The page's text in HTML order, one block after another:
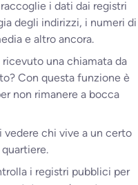
i dati dai registri
degli indirizzi, i numeri di
e altro ancora.
ricevuto una chiamata da
Con questa funzione è
non rimanere a bocca
vedere chi vive a un certo
i registri pubblici per